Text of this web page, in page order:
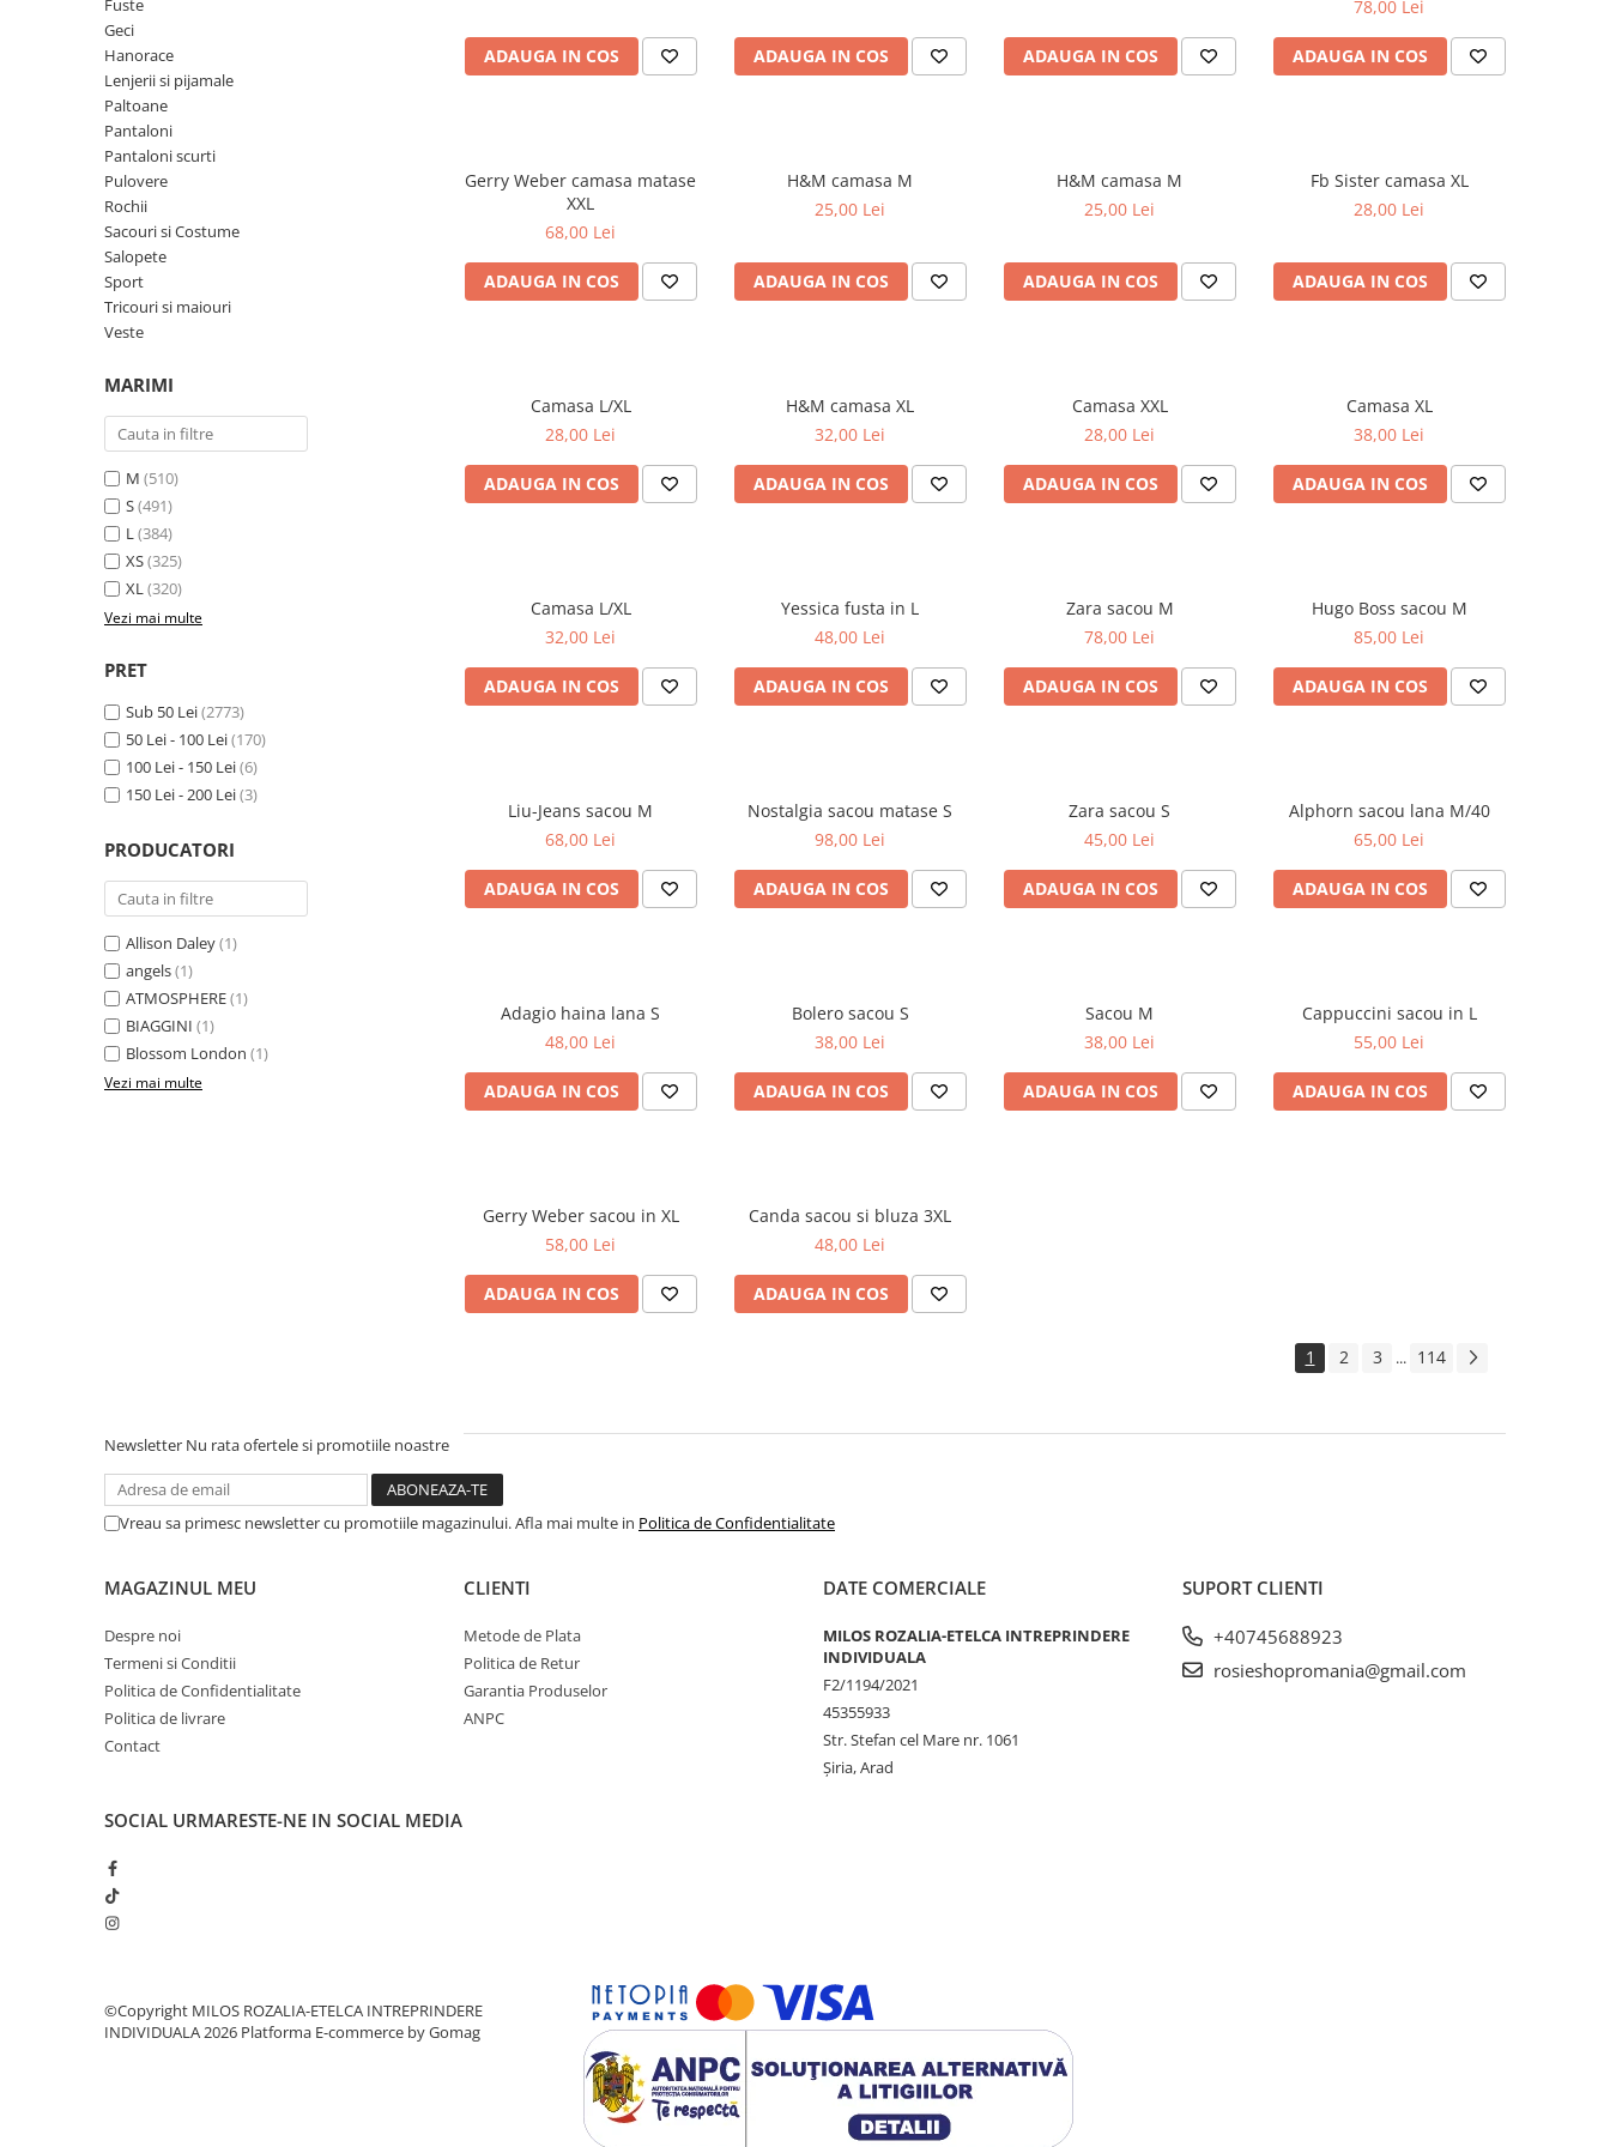
Lenjerii si pijamale
Pantaloni scurti
Sacouri si Costume
Tricouri si maiouri
Tricouri si maiouri
Tricouri si maiouri
Fuste
Geci
Hanorace
Lenjerii si pijamale
Paltoane
Pantaloni
Pantaloni scurti
Pulovere
Rochii
Sacouri si Costume
Salopete
Sport
Tricouri si maiouri
Veste
MARIMI
M (510)
S(491)
L(384)
XS(325)
XL(320)
Vezi mai multe
PRET
Sub 50 Lei(2773)
50 Lei - 100 Lei(170)
100 Lei - 150 Lei(6)
150 Lei - 200 Lei(3)
PRODUCATORI
Allison Daley(1)
angels(1)
ATMOSPHERE(1)
BIAGGINI (1)
Blossom London (1)
Vezi mai multe
ADAUGA IN COS ADAUGA IN COS ADAUGA IN COS
78,00 Lei
ADAUGA IN COS
Gerry Weber camasa matase
XXL
68,00 Lei
ADAUGA IN COS
H&M camasa M
25,00 Lei
ADAUGA IN COS
H&M camasa M
25,00 Lei
ADAUGA IN COS
Fb Sister camasa XL
28,00 Lei
ADAUGA IN COS
Camasa L/XL
28,00 Lei
ADAUGA IN COS
H&M camasa XL
32,00 Lei
ADAUGA IN COS
Camasa XXL
28,00 Lei
ADAUGA IN COS
Camasa XL
38,00 Lei
ADAUGA IN COS
Camasa L/XL
32,00 Lei
ADAUGA IN COS
Yessica fusta in L
48,00 Lei
ADAUGA IN COS
Zara sacou M
78,00 Lei
ADAUGA IN COS
Hugo Boss sacou M
85,00 Lei
ADAUGA IN COS
Liu-Jeans sacou M
68,00 Lei
ADAUGA IN COS
Nostalgia sacou matase S
98,00 Lei
ADAUGA IN COS
Zara sacou S
45,00 Lei
ADAUGA IN COS
Alphorn sacou lana M/40
65,00 Lei
ADAUGA IN COS
Adagio haina lana S
48,00 Lei
ADAUGA IN COS
Bolero sacou S
38,00 Lei
ADAUGA IN COS
Sacou M
38,00 Lei
ADAUGA IN COS
Cappuccini sacou in L
55,00 Lei
ADAUGA IN COS
Gerry Weber sacou in XL
58,00 Lei
ADAUGA IN COS
Canda sacou si bluza 3XL
48,00 Lei
ADAUGA IN COS
1 2 3 ... 114
Newsletter Nu rata ofertele si promotiile noastre
Vreau sa primesc newsletter cu promotiile magazinului. Afla mai multe in Politica de Confidentialitate
MAGAZINUL MEU
Despre noi
Termeni si Conditii
Politica de Confidentialitate
Politica de livrare
Contact
CLIENTI
Metode de Plata
Politica de Retur
Garantia Produselor
ANPC
DATE COMERCIALE
MILOS ROZALIA-ETELCA INTREPRINDERE
INDIVIDUALA
F2/1194/2021
45355933
Str. Stefan cel Mare nr. 1061
Șiria, Arad
SUPORT CLIENTI
+40745688923
rosieshopromania@gmail.com
SOCIAL URMARESTE-NE IN SOCIAL MEDIA
©Copyright MILOS ROZALIA-ETELCA INTREPRINDERE
INDIVIDUALA 2026 Platforma E-commerce by Gomag